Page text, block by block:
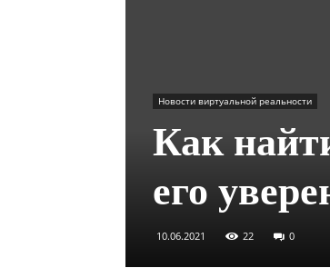
Новости виртуальной реальности
Как
его
10.06.2021 22 0